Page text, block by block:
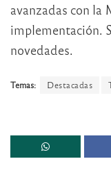
avanzadas con la
implementación.
novedades.
Temas: Destacadas